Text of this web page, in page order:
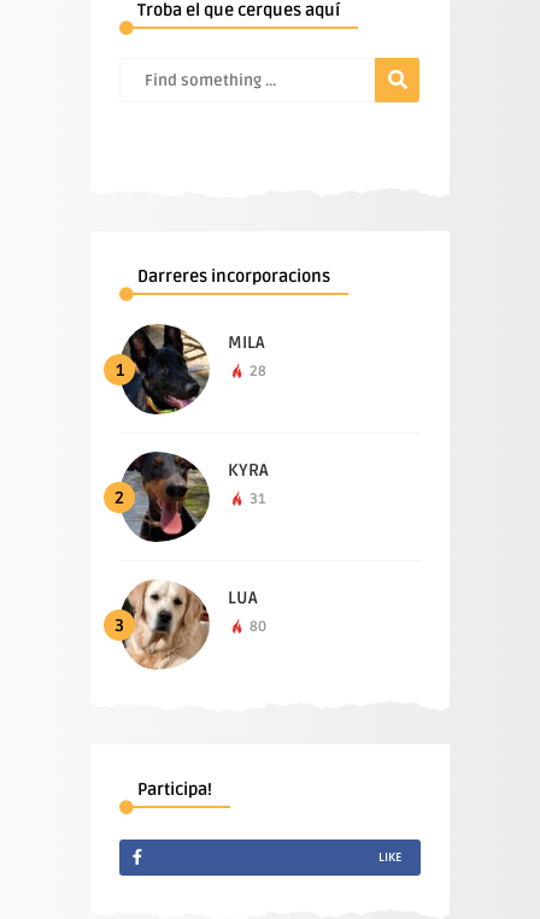
Troba el que cerques aquí
Darreres incorporacions
1
MILA
28
2
KYRA
31
3
LUA
80
Participa!
LIKE